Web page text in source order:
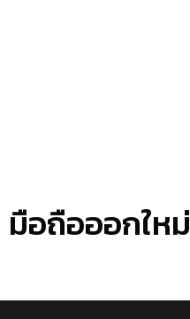
มือถือออกใหม่